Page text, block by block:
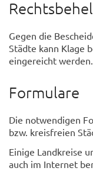
Gegen die
Städte kann Klage
eingereicht werden.
Formulare
Die notwendigen
bzw. kreisfreien
Einige Landkreise
auch im Internet